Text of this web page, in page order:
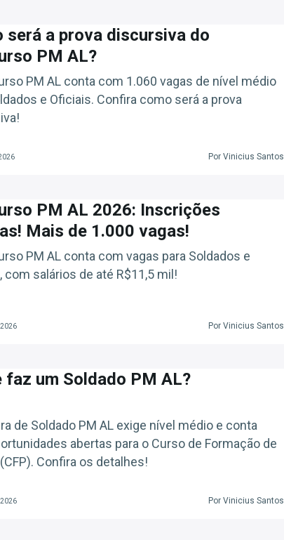
será a prova discursiva do
PM AL?
PM AL conta com 1.060 vagas de nível médio
e Oficiais. Confira como será a prova
Por Vinicius Santos
PM AL 2026: Inscrições
Mais de 1.000 vagas!
PM AL conta com vagas para Soldados e
com salários de até R$11,5 mil!
Por Vinicius Santos
faz um Soldado PM AL?
de Soldado PM AL exige nível médio e conta
abertas para o Curso de Formação de
Confira os detalhes!
Por Vinicius Santos